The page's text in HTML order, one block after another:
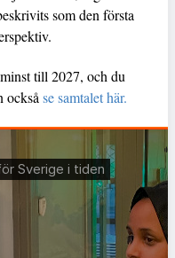
som den första
till 2027, och du
också se samtalet här.